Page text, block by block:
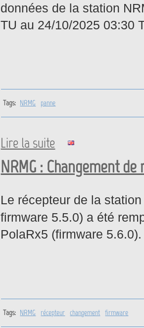
données de la station
TU au 24/10/2025 03:30
Tags: NRMG panne
Lire la suite de NRMG : Perte de
NRMG : Changement
Le récepteur de la
firmware 5.5.0) a été
PolaRx5 (firmware 5.6.0).
Tags: NRMG récepteur changement firmware